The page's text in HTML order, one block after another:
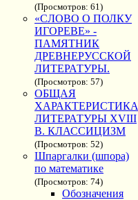
(Просмотров: 61)
«СЛОВО О ПОЛКУ
ИГОРЕВЕ» -
ПАМЯТНИК
ДРЕВНЕРУССКОЙ
ЛИТЕРАТУРЫ.
(Просмотров: 57)
ОБЩАЯ
ХАРАКТЕРИСТИКА
ЛИТЕРАТУРЫ XVIII
В. КЛАССИЦИЗМ
(Просмотров: 52)
Шпаргалки (шпора)
по математике
(Просмотров: 74)
Обозначения